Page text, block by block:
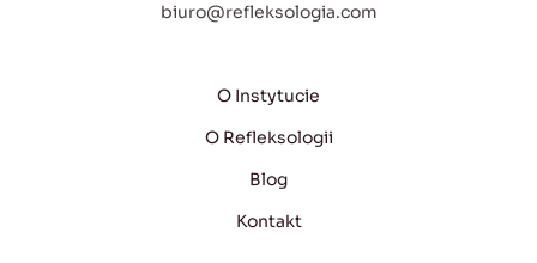
biuro@refleksologia.com
O Instytucie
O Refleksologii
Blog
Kontakt